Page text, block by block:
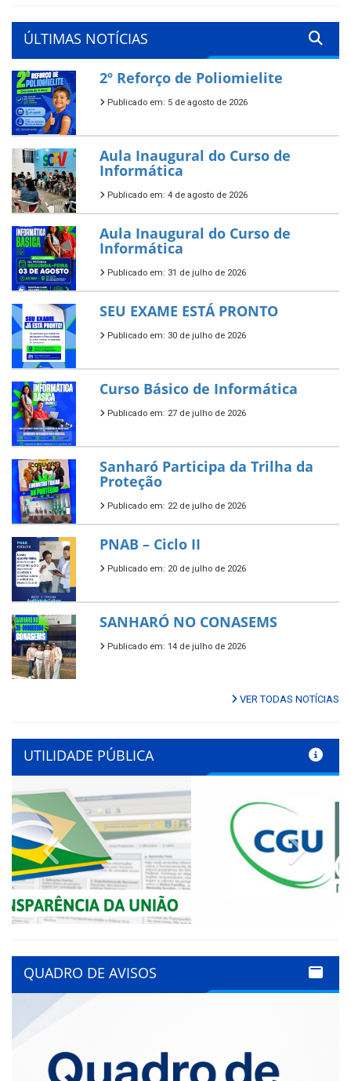
ÚLTIMAS NOTÍCIAS
2º Reforço de Poliomielite
Publicado em: 5 de agosto de 2026
Aula Inaugural do Curso de
Informática
Publicado em: 4 de agosto de 2026
Aula Inaugural do Curso de
Informática
Publicado em: 31 de julho de 2026
SEU EXAME ESTÁ PRONTO
Publicado em: 30 de julho de 2026
Curso Básico de Informática
Publicado em: 27 de julho de 2026
Sanharó Participa da Trilha da
Proteção
Publicado em: 22 de julho de 2026
PNAB – Ciclo II
Publicado em: 20 de julho de 2026
SANHARÓ NO CONASEMS
Publicado em: 14 de julho de 2026
VER TODAS NOTÍCIAS
UTILIDADE PÚBLICA
Previous Next
QUADRO DE AVISOS